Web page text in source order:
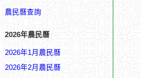
農民曆查詢
2026年農民曆
2026年1月農民曆
2026年2月農民曆